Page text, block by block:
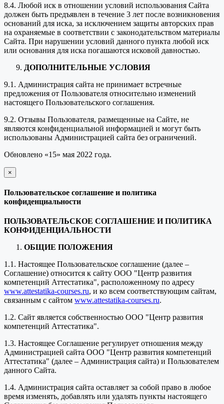
8.4. Любой иск в отношении условий использования Сайта
должен быть предъявлен в течение 3 лет после возникновения
оснований для иска, за исключением защиты авторских прав
на охраняемые в соответствии с законодательством материалы
Сайта. При нарушении условий данного пункта любой иск
или основания для иска погашаются исковой давностью.
ДОПОЛНИТЕЛЬНЫЕ УСЛОВИЯ
9.1. Администрация сайта не принимает встречные
предложения от Пользователя относительно изменений
настоящего Пользовательского соглашения.
9.2. Отзывы Пользователя, размещенные на Сайте, не
являются конфиденциальной информацией и могут быть
использованы Администрацией сайта без ограничений.
Обновлено «15» мая 2022 года.
×
закрыть
Пользовательское соглашение и политика
конфиденциальности
ПОЛЬЗОВАТЕЛЬСКОЕ СОГЛАШЕНИЕ И ПОЛИТИКА
КОНФИДЕНЦИАЛЬНОСТИ
ОБЩИЕ ПОЛОЖЕНИЯ
1.1. Настоящее Пользовательское соглашение (далее –
Соглашение) относится к сайту ООО "Центр развития
компетенций Аттестатика", расположенному по адресу
www.attestatika-courses.ru, и ко всем соответствующим сайтам,
связанным с сайтом www.attestatika-courses.ru.
1.2. Сайт является собственностью ООО "Центр развития
компетенций Аттестатика".
1.3. Настоящее Соглашение регулирует отношения между
Администрацией сайта ООО "Центр развития компетенций
Аттестатика" (далее – Администрация сайта) и Пользователем
данного Сайта.
1.4. Администрация сайта оставляет за собой право в любое
время изменять, добавлять или удалять пункты настоящего